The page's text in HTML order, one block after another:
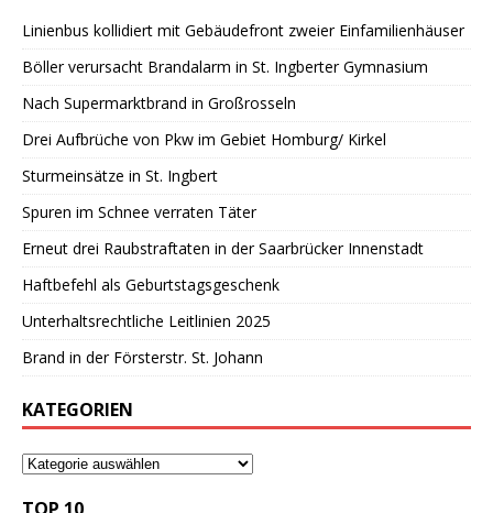
Linienbus kollidiert mit Gebäudefront zweier Einfamilienhäuser
Böller verursacht Brandalarm in St. Ingberter Gymnasium
Nach Supermarktbrand in Großrosseln
Drei Aufbrüche von Pkw im Gebiet Homburg/ Kirkel
Sturmeinsätze in St. Ingbert
Spuren im Schnee verraten Täter
Erneut drei Raubstraftaten in der Saarbrücker Innenstadt
Haftbefehl als Geburtstagsgeschenk
Unterhaltsrechtliche Leitlinien 2025
Brand in der Försterstr. St. Johann
KATEGORIEN